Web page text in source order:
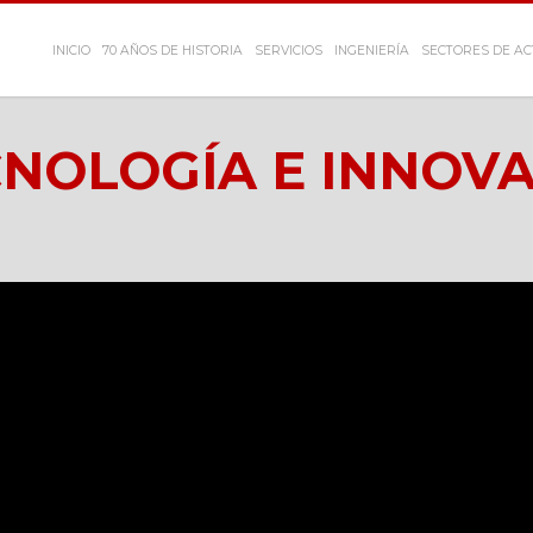
INICIO 70 AÑOS DE HISTORIA SERVICIOS INGENIERÍA SECTORES DE
E